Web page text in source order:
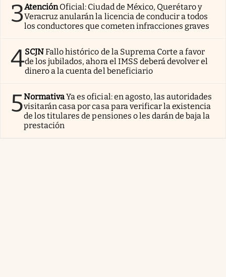
3AtenciónOficial: Ciudad de México, Querétaro y
Veracruz anularán la licencia de conducir a todos
los conductores que cometen infracciones graves
4SCJNFallo histórico de la Suprema Corte a favor
de los jubilados, ahora el IMSS deberá devolver el
dinero a la cuenta del beneficiario
5NormativaYa es oficial: en agosto, las autoridades
visitarán casa por casa para verificar la existencia
de los titulares de pensiones o les darán de baja la
prestación